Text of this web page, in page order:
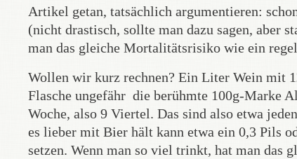
Artikel getan, tatsächlich argumentieren:
(nicht drastisch, sollte man dazu sagen, aber
man das gleiche Mortalitätsrisiko wie ein
Wollen wir kurz rechnen? Ein Liter Wein mit
Flasche ungefähr die berühmte 100g-Marke
Woche, also 9 Viertel. Das sind also etwa
es lieber mit Bier hält kann etwa ein 0,3 Pils
setzen. Wenn man so viel trinkt, hat man das